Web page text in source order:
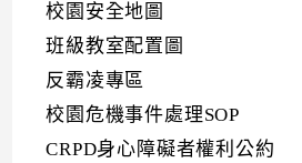
校園安全地圖
班級教室配置圖
反霸凌專區
校園危機事件處理SOP
CRPD身心障礙者權利公約